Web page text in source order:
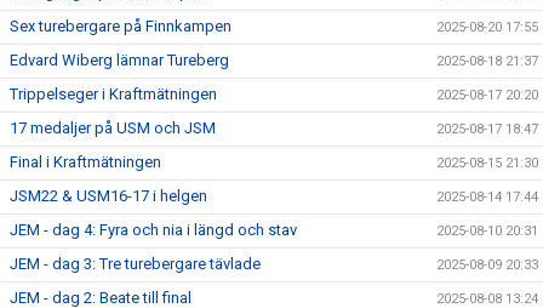
Sex turebergare på Finnkampen 2025-08-20 17:55
Edvard Wiberg lämnar Tureberg 2025-08-18 21:37
Trippelseger i Kraftmätningen 2025-08-17 20:20
17 medaljer på USM och JSM 2025-08-17 18:47
Final i Kraftmätningen 2025-08-15 21:30
JSM22 & USM16-17 i helgen 2025-08-14 17:44
JEM - dag 4: Fyra och nia i längd och stav 2025-08-10 20:31
JEM - dag 3: Tre turebergare tävlade 2025-08-09 20:33
JEM - dag 2: Beate till final 2025-08-08 13:24